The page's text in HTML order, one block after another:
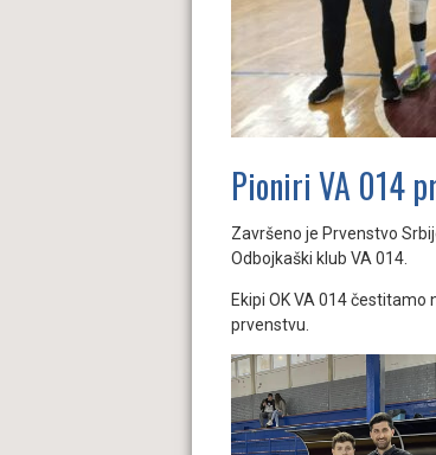
Pioniri VA 014
Završeno je Prvenstvo
Odbojkaški klub VA 014.
Ekipi OK VA 014
prvenstvu.